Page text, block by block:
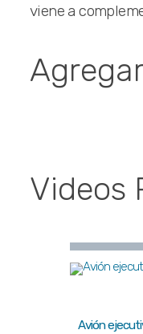
viene a
Videos
Avión